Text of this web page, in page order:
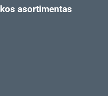
asortimentas